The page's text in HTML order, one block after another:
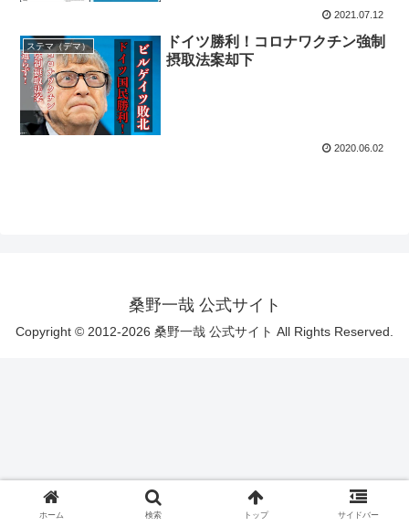
2021.07.12
ステマ（デマ）
ドイツ勝利！コロナワクチン強制
摂取法案却下
2020.06.02
桑野一哉 公式サイト
Copyright © 2012-2026 桑野一哉 公式サイト All Rights Reserved.
ホーム 検索 トップ サイドバー